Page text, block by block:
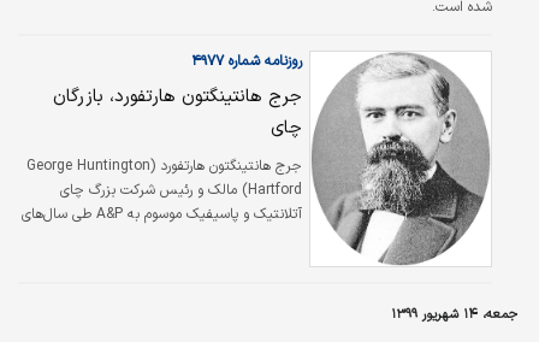
شده است.
روزنامه شماره ۴۹۷۷
جرج هانتینگتون هارتفورد، بازرگان
چای
جرج هانتینگتون هارتفورد (George Huntington
Hartford) مالک و رئیس شرکت بزرگ چای
آتلانتیک و پاسیفیک موسوم به A&P طی سال‌های
جمعه، ۱۴ شهریور ۱۳۹۹